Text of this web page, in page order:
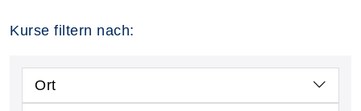
Kurse filtern nach:
Ort